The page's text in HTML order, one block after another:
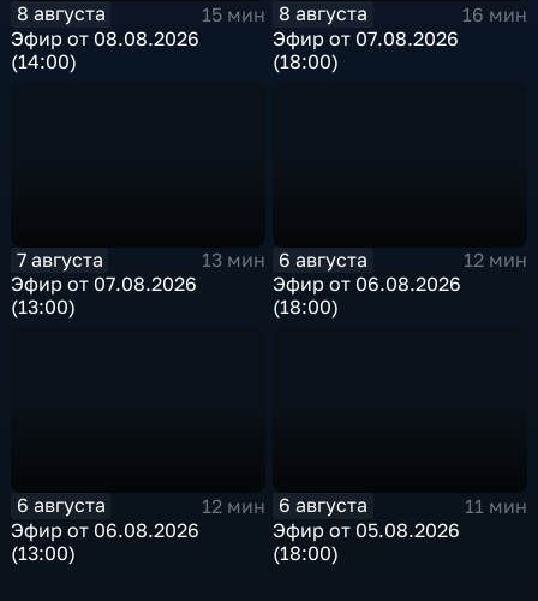
8 августа
15 мин
Эфир от 08.08.2026
(14:00)
8 августа
16 мин
Эфир от 07.08.2026
(18:00)
7 августа
13 мин
Эфир от 07.08.2026
(13:00)
6 августа
12 мин
Эфир от 06.08.2026
(18:00)
6 августа
12 мин
Эфир от 06.08.2026
(13:00)
6 августа
11 мин
Эфир от 05.08.2026
(18:00)